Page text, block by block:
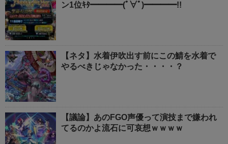
ン1位ｷﾀ━━━━(ﾟ∀ﾟ)━━━━!!
【ネタ】水着伊吹出す前にこの鯖を水着で
やるべきじゃなかった・・・・？
【議論】あのFGO声優って演技まで嫌われ
てるのかよ流石に可哀想ｗｗｗｗ